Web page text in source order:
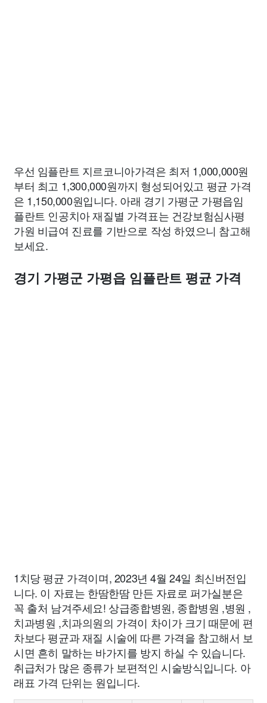
우선 임플란트 지르코니아가격은 최저 1,000,000원
부터 최고 1,300,000원까지 형성되어있고 평균 가격
은 1,150,000원입니다. 아래 경기 가평군 가평읍임
플란트 인공치아 재질별 가격표는 건강보험심사평
가원 비급여 진료를 기반으로 작성 하였으니 참고해
보세요.
경기 가평군 가평읍 임플란트 평균 가격
1치당 평균 가격이며, 2023년 4월 24일 최신버전입
니다. 이 자료는 한땀한땀 만든 자료로 퍼가실분은
꼭 출처 남겨주세요! 상급종합병원, 종합병원 ,병원 ,
치과병원 ,치과의원의 가격이 차이가 크기 때문에 편
차보다 평균과 재질 시술에 따른 가격을 참고해서 보
시면 흔히 말하는 바가지를 방지 하실 수 있습니다.
취급처가 많은 종류가 보편적인 시술방식입니다. 아
래표 가격 단위는 원입니다.